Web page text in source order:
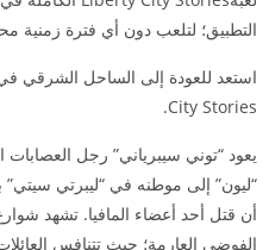
التطبيق؛ لتلعب دون أي فترة زمنية
City Stories.
يعود “توني سيبرياني” رجل العصابات
“ليون” إلى موطنه في “ليبرتي
أن قتل أحد أعضاء المافيا. تشهد
الفوضى العارمة؛ حيث تتنافس